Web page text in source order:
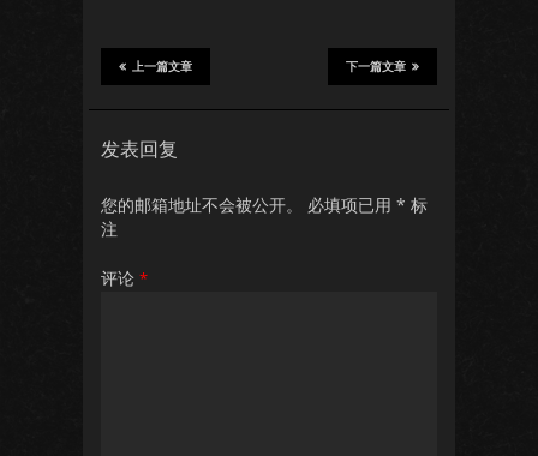
下一篇文章
上一篇文章
发表回复
您的邮箱地址不会被公开。 必填项已用 * 标
注
评论 *